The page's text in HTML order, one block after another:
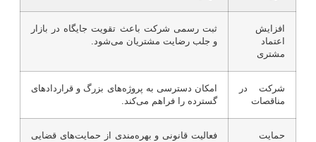
افزایش
اعتماد
مشتری
ثبت رسمی شرکت باعث تقویت جایگاه در بازار
و جلب رضایت مشتریان می‌شود.
شرکت در
مناقصات
امکان دسترسی به پروژه‌های بزرگ و قراردادهای
گسترده را فراهم می‌کند.
حمایت
فعالیت قانونی و بهره‌مندی از حمایت‌های قضایی